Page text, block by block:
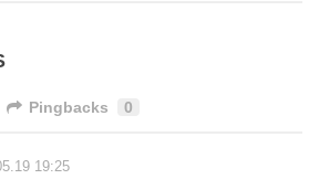
Pingbacks 0
19:25